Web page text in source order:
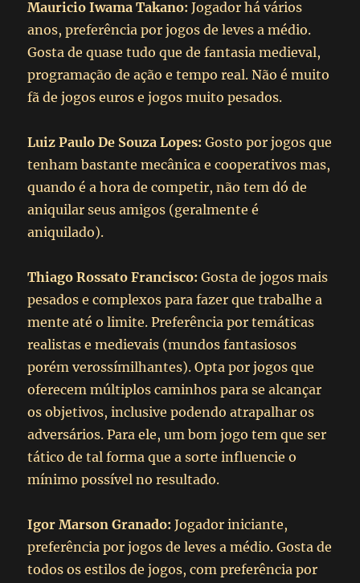
Mauricio Iwama Takano: Jogador há vários
anos, preferência por jogos de leves a médio.
Gosta de quase tudo que de fantasia medieval,
programação de ação e tempo real. Não é muito
fã de jogos euros e jogos muito pesados.
Luiz Paulo De Souza Lopes: Gosto por jogos que
tenham bastante mecânica e cooperativos mas,
quando é a hora de competir, não tem dó de
aniquilar seus amigos (geralmente é
aniquilado).
Thiago Rossato Francisco:Gosta de jogos mais
pesados e complexos para fazer que trabalhe a
mente até o limite. Preferência por temáticas
realistas e medievais (mundos fantasiosos
porém verossímilhantes). Opta por jogos que
oferecem múltiplos caminhos para se alcançar
os objetivos, inclusive podendo atrapalhar os
adversários. Para ele, um bom jogo tem que ser
tático de tal forma que a sorte influencie o
mínimo possível no resultado.
Igor Marson Granado: Jogador iniciante,
preferência por jogos de leves a médio. Gosta de
todos os estilos de jogos, com preferência por